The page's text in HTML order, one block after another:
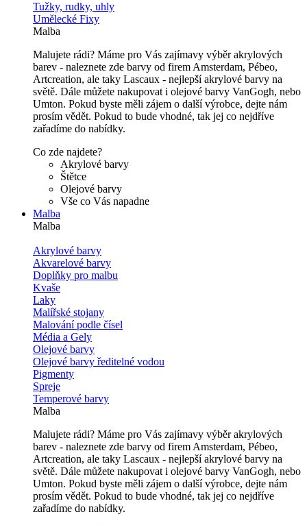
Tužky, rudky, uhly
Umělecké Fixy
Malba
Malujete rádi? Máme pro Vás zajímavy výběr akrylových
barev - naleznete zde barvy od firem Amsterdam, Pébeo,
Artcreation, ale taky Lascaux - nejlepší akrylové barvy na
světě. Dále můžete nakupovat i olejové barvy VanGogh, nebo
Umton. Pokud byste měli zájem o další výrobce, dejte nám
prosím vědět. Pokud to bude vhodné, tak jej co nejdříve
zařadíme do nabídky.
Co zde najdete?
Akrylové barvy
Štětce
Olejové barvy
Vše co Vás napadne
Malba
Malba
Akrylové barvy
Akvarelové barvy
Doplňky pro malbu
Kvaše
Laky
Malířské stojany
Malování podle čísel
Média a Gely
Olejové barvy
Olejové barvy ředitelné vodou
Pigmenty
Spreje
Temperové barvy
Malba
Malujete rádi? Máme pro Vás zajímavy výběr akrylových
barev - naleznete zde barvy od firem Amsterdam, Pébeo,
Artcreation, ale taky Lascaux - nejlepší akrylové barvy na
světě. Dále můžete nakupovat i olejové barvy VanGogh, nebo
Umton. Pokud byste měli zájem o další výrobce, dejte nám
prosím vědět. Pokud to bude vhodné, tak jej co nejdříve
zařadíme do nabídky.